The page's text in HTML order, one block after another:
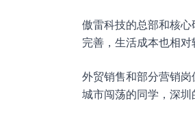
傲雷科技的总部和核
完善，生活成本也相对
外贸销售和部分营销
城市闯荡的同学，深圳